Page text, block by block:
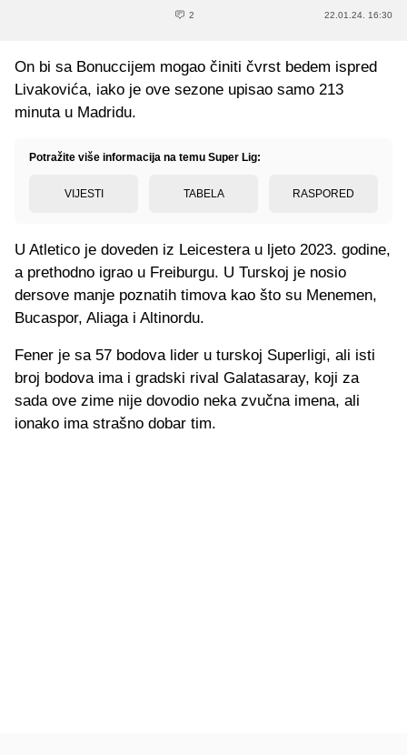
2 22.01.24. 16:30
On bi sa Bonuccijem mogao činiti čvrst bedem ispred
Livakovića, iako je ove sezone upisao samo 213
minuta u Madridu.
Potražite više informacija na temu Super Lig:
VIJESTI TABELA RASPORED
U Atletico je doveden iz Leicestera u ljeto 2023. godine,
a prethodno igrao u Freiburgu. U Turskoj je nosio
dersove manje poznatih timova kao što su Menemen,
Bucaspor, Aliaga i Altinordu.
Fener je sa 57 bodova lider u turskoj Superligi, ali isti
broj bodova ima i gradski rival Galatasaray, koji za
sada ove zime nije dovodio neka zvučna imena, ali
ionako ima strašno dobar tim.